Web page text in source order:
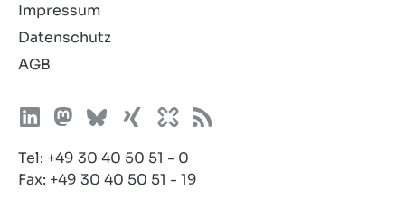
Impressum
Datenschutz
AGB
Tel: +49 30 40 50 51 - 0
Fax: +49 30 40 50 51 - 19